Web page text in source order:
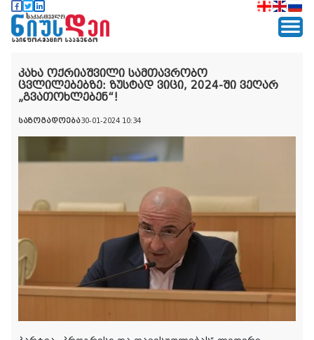
კახა ოქრიაშვილი სამთავრობო
ცვლილებებზე: ზუსტად ვიცი, 2024-ში ვეღარ
„გვათოხლებენ“!
საზოგადოება30-01-2024 10:34